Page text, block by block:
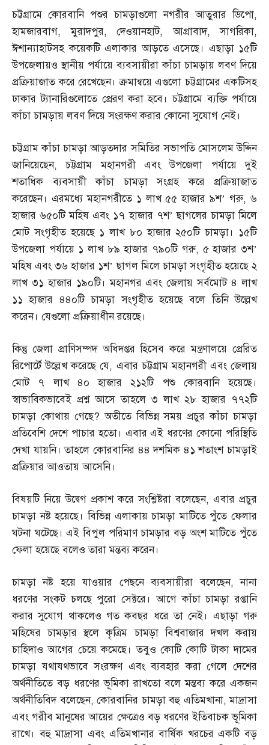
চট্টগ্রামে কোরবানি পশুর চামড়াগুলো নগরীর আতুরার ডিপো,
হামজারবাগ,মুরাদপুর, দেওয়ানহাট,আগ্রাবাদ,সাগরিকা,
ঈশান্যাহাটসহ কয়েকটি এলাকার আড়তে এসেছে। এছাড়া ১৫টি
উপজেলায়ও স্থানীয় পর্যায়ে ব্যবসায়ীরা কাঁচা চামড়ায় লবণ দিয়ে
প্রক্রিয়াজাত করে রেখেছেন। ক্রমান্বয়ে এগুলো চট্টগ্রামের একটিসহ
ঢাকার ট্যানারিগুলোতে প্রেরণ করা হবে। চট্টগ্রামে ব্যক্তি পর্যায়ে
কাঁচা চামড়ায় লবণ দিয়ে সংরক্ষণ করার কোনো সুযোগ নেই।
চট্টগ্রাম কাঁচা চামড়া আড়তদার সমিতির সভাপতি মোসলেম উদ্দিন
জানিয়েছেন,চট্টগ্রাম মহানগরী এবং উপজেলা পর্যায়ে দুই
শতাধিক ব্যবসায়ী কাঁচা চামড়া সংগ্রহ করে প্রক্রিয়াজাত
করেছেন। এরমধ্যে মহানগরীতে ১ লাখ ৫৫ হাজার ৯শ’ গরু,৬
হাজার ৬৫০টি মহিষ এবং ১৭ হাজার ৭শ’ ছাগলের চামড়া মিলে
মোট সংগৃহীত হয়েছে ১ লাখ ৮০ হাজার ২৫০টি চামড়া। ১৫টি
উপজেলা পর্যায়ে ১ লাখ ৮৯ হাজার ৭৯০টি গরু, ৫ হাজার ৩শ’
মহিষ এবং ৩৬ হাজার ১শ’ ছাগল মিলে চামড়া সংগৃহীত হয়েছে ২
লাখ ৩১ হাজার ১৯০টি। মহানগর এবং জেলায় সর্বমোট ৪ লাখ
১১ হাজার ৪৪০টি চামড়া সংগৃহীত হয়েছে বলে তিনি উল্লেখ
করেন। যেগুলো প্রক্রিয়াধীন রয়েছে।
কিন্তু জেলা প্রাণিসম্পদ অধিদপ্তর হিসেব করে মন্ত্রণালয়ে প্রেরিত
রিপোর্টে উল্লেখ করেছে যে, এবার চট্টগ্রাম মহানগরী এবং জেলায়
মোট ৭ লাখ ৪০ হাজার ২১২টি পশু কোরবানি হয়েছে।
স্বাভাবিকভাবেই প্রশ্ন আসে তাহলে ৩ লাখ ২৮ হাজার ৭৭২টি
চামড়া কোথায় গেছে?অতীতে বিভিন্ন সময় প্রচুর কাঁচা চামড়া
প্রতিবেশি দেশে পাচার হতো। এবার এই ধরণের কোনো পরিস্থিতি
দেখা যায়নি। তাহলে কোরবানির ৪৪ দশমিক ৪১ শতাংশ চামড়াই
প্রক্রিয়ার আওতায় আসেনি।
বিষয়টি নিয়ে উদ্বেগ প্রকাশ করে সংশ্লিষ্টরা বলেছেন, এবার প্রচুর
চামড়া নষ্ট হয়েছে। বিভিন্ন এলাকায় চামড়া মাটিতে পুঁতে ফেলার
ঘটনা ঘটেছে। এই বিপুল পরিমাণ চামড়ার বড় অংশ মাটিতে পুঁতে
ফেলা হয়েছে বলেও তারা মন্তব্য করেন।
চামড়া নষ্ট হয়ে যাওয়ার পেছনে ব্যবসায়ীরা বলেছেন,নানা
ধরণের সংকট চলছে পুরো সেক্টরে। আগে কাঁচা চামড়া রপ্তানি
করার সুযোগ থাকলেও গত কবছর ধরে তা নেই। এছাড়া গরু
মহিষের চামড়ার স্থলে কৃত্রিম চামড়া বিশ্ববাজার দখল করায়
চাহিদাও আগের চেয়ে কমেছে। তবুও কোটি কোটি টাকা দামের
চামড়া যথাযথভাবে সংরক্ষণ এবং ব্যবহার করা গেলে দেশের
অর্থনীতিতে বড় ধরণের ভূমিকা রাখতো বলে মন্তব্য করে একজন
অর্থনীতিবিদ বলেছেন, কোরবানির চামড়া বহু এতিমখানা,মাদ্রাসা
এবং গরীব মানুষের আয়ের ক্ষেত্রেও বড় ধরণের ইতিবাচক ভূমিকা
রাখে। বহু মাদ্রাসা এবং এতিমখানার বার্ষিক খরচের একটি বড়